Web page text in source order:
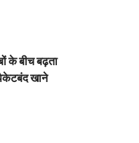
के बीच बढ़ता
खाने